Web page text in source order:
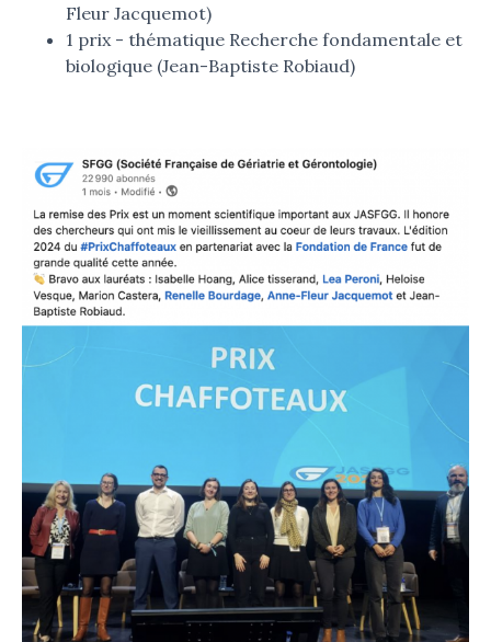
Fleur Jacquemot)
1 prix - thématique Recherche fondamentale et
biologique (Jean-Baptiste Robiaud)